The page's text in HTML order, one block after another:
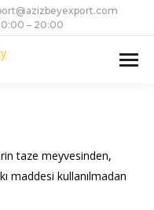
– 20:00
taze meyvesinden,
maddesi kullanılmadan